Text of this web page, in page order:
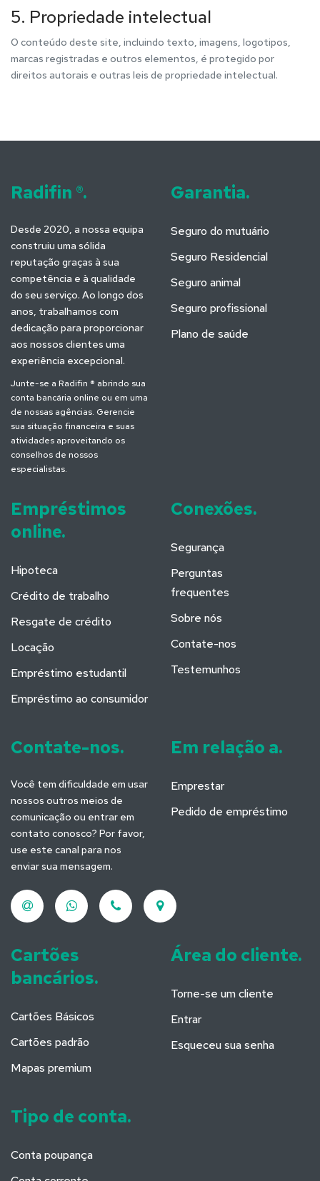
5. Propriedade intelectual
O conteúdo deste site, incluindo texto, imagens, logotipos,
marcas registradas e outros elementos, é protegido por
direitos autorais e outras leis de propriedade intelectual.
Radifin ®.
Desde 2020, a nossa equipa
construiu uma sólida
reputação graças à sua
competência e à qualidade
do seu serviço. Ao longo dos
anos, trabalhamos com
dedicação para proporcionar
aos nossos clientes uma
experiência excepcional.
Junte-se a Radifin ® abrindo sua
conta bancária online ou em uma
de nossas agências. Gerencie
sua situação financeira e suas
atividades aproveitando os
conselhos de nossos
especialistas.
Garantia.
Seguro do mutuário
Seguro Residencial
Seguro animal
Seguro profissional
Plano de saúde
Empréstimos
online.
Hipoteca
Crédito de trabalho
Resgate de crédito
Locação
Empréstimo estudantil
Empréstimo ao consumidor
Conexões.
Segurança
Perguntas
frequentes
Sobre nós
Contate-nos
Testemunhos
Contate-nos.
Você tem dificuldade em usar
nossos outros meios de
comunicação ou entrar em
contato conosco? Por favor,
use este canal para nos
enviar sua mensagem.
Em relação a.
Emprestar
Pedido de empréstimo
Cartões
bancários.
Cartões Básicos
Cartões padrão
Mapas premium
Área do cliente.
Torne-se um cliente
Entrar
Esqueceu sua senha
Tipo de conta.
Conta poupança